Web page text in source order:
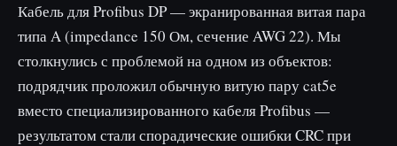
Кабель для Profibus DP — экранированная витая пара
типа A (impedance 150 Ом, сечение AWG 22). Мы
столкнулись с проблемой на одном из объектов:
подрядчик проложил обычную витую пару cat5e
вместо специализированного кабеля Profibus —
результатом стали спорадические ошибки CRC при